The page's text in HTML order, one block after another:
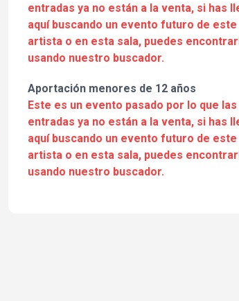
entradas ya no están a la venta, si has
aquí buscando un evento futuro de este
artista o en esta sala, puedes
usando nuestro buscador.
Aportación menores de 12 años
Este es un evento pasado por lo que las
entradas ya no están a la venta, si has
aquí buscando un evento futuro de este
artista o en esta sala, puedes
usando nuestro buscador.